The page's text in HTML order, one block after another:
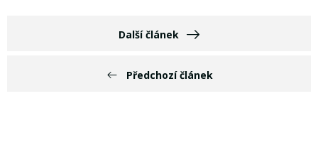
Předchozí článek
Další článek